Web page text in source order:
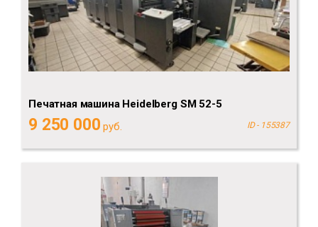
Печатная машина Heidelberg SM 52-5
9 250 000 руб. ID - 155387